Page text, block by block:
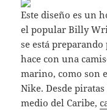
Este diseño es un
el popular Billy
se está
hace con una
marino, como son
Nike. Desde
medio del Caribe,